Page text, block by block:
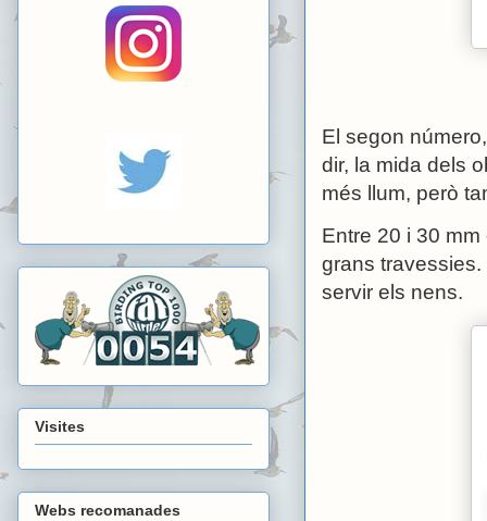
El segon
dir, la mida dels
més llum, però
Entre 20 i 30
grans
servir els nens.
Visites
Webs recomanades